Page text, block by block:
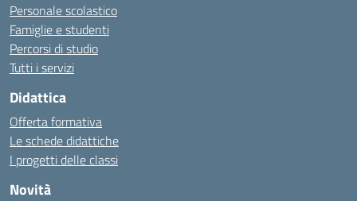
Personale scolastico
Famiglie e studenti
Percorsi di studio
Tutti i servizi
Didattica
Offerta formativa
Le schede didattiche
I progetti delle classi
Novità